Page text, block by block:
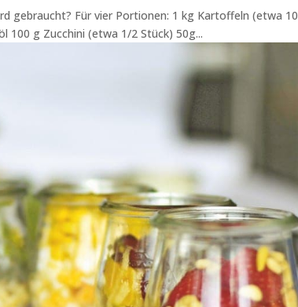
gebraucht? Für vier Portionen: 1 kg Kartoffeln (etwa 10
100 g Zucchini (etwa 1/2 Stück) 50g...